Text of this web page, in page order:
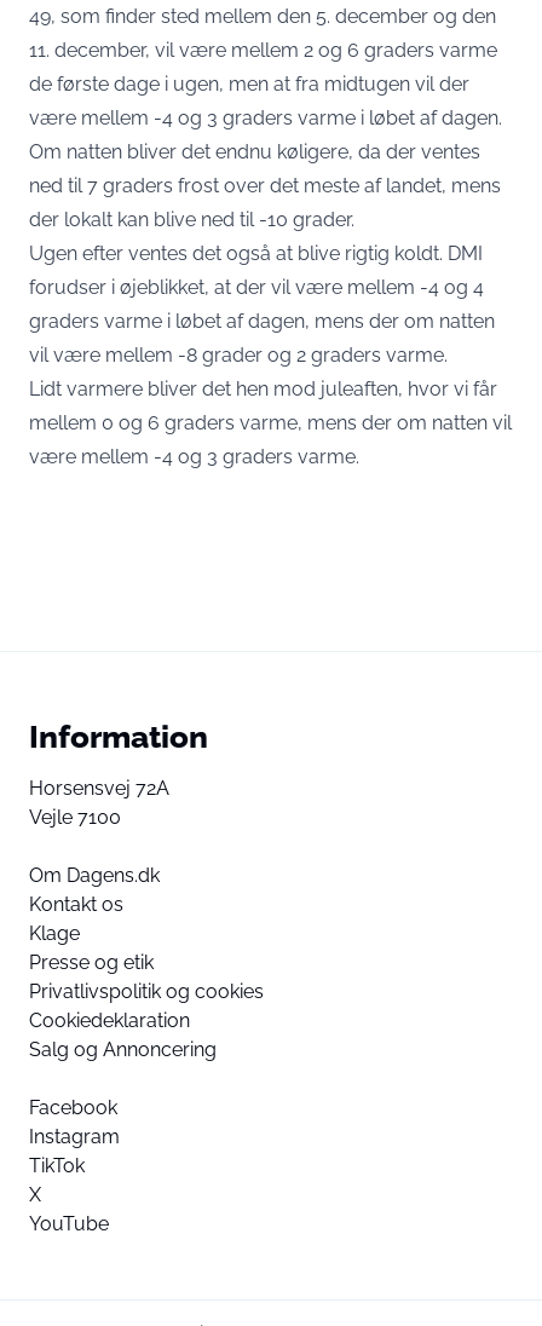
49, som finder sted mellem den 5. december og den
11. december, vil være mellem 2 og 6 graders varme
de første dage i ugen, men at fra midtugen vil der
være mellem -4 og 3 graders varme i løbet af dagen.
Om natten bliver det endnu køligere, da der ventes
ned til 7 graders frost over det meste af landet, mens
der lokalt kan blive ned til -10 grader.
Ugen efter ventes det også at blive rigtig koldt. DMI
forudser i øjeblikket, at der vil være mellem -4 og 4
graders varme i løbet af dagen, mens der om natten
vil være mellem -8 grader og 2 graders varme.
Lidt varmere bliver det hen mod juleaften, hvor vi får
mellem 0 og 6 graders varme, mens der om natten vil
være mellem -4 og 3 graders varme.
Information
Horsensvej 72A
Vejle 7100
Om Dagens.dk
Kontakt os
Klage
Presse og etik
Privatlivspolitik og cookies
Cookiedeklaration
Salg og Annoncering
Facebook
Instagram
TikTok
X
YouTube